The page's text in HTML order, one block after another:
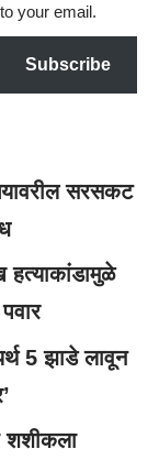
your email.
Subscribe
सरसकट
5 झाडे लावून
शशीकला